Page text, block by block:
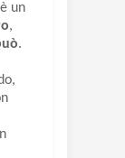
un
,
.